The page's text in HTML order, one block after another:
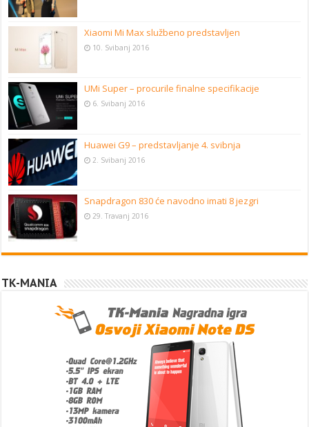
Xiaomi Mi Max službeno predstavljen
10. Svibanj 2016
UMi Super – procurile finalne specifikacije
6. Svibanj 2016
Huawei G9 – predstavljanje 4. svibnja
2. Svibanj 2016
Snapdragon 830 će navodno imati 8 jezgri
29. Travanj 2016
TK-MANIA